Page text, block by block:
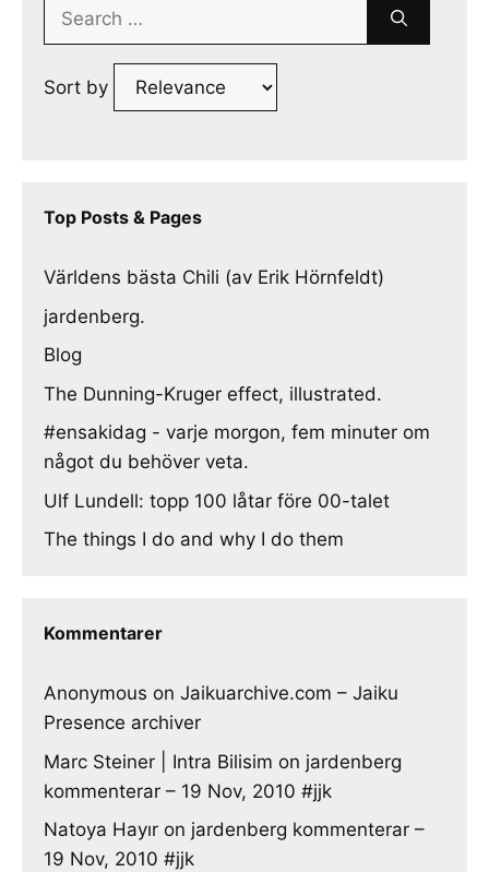
Search
Sort by
Top Posts & Pages
Världens bästa Chili (av Erik Hörnfeldt)
jardenberg.
Blog
The Dunning-Kruger effect, illustrated.
#ensakidag - varje morgon, fem minuter om
något du behöver veta.
Ulf Lundell: topp 100 låtar före 00-talet
The things I do and why I do them
Kommentarer
Anonymous on Jaikuarchive.com – Jaiku
Presence archiver
Marc Steiner | Intra Bilisim on jardenberg
kommenterar – 19 Nov, 2010 #jjk
Natoya Hayır on jardenberg kommenterar –
19 Nov, 2010 #jjk